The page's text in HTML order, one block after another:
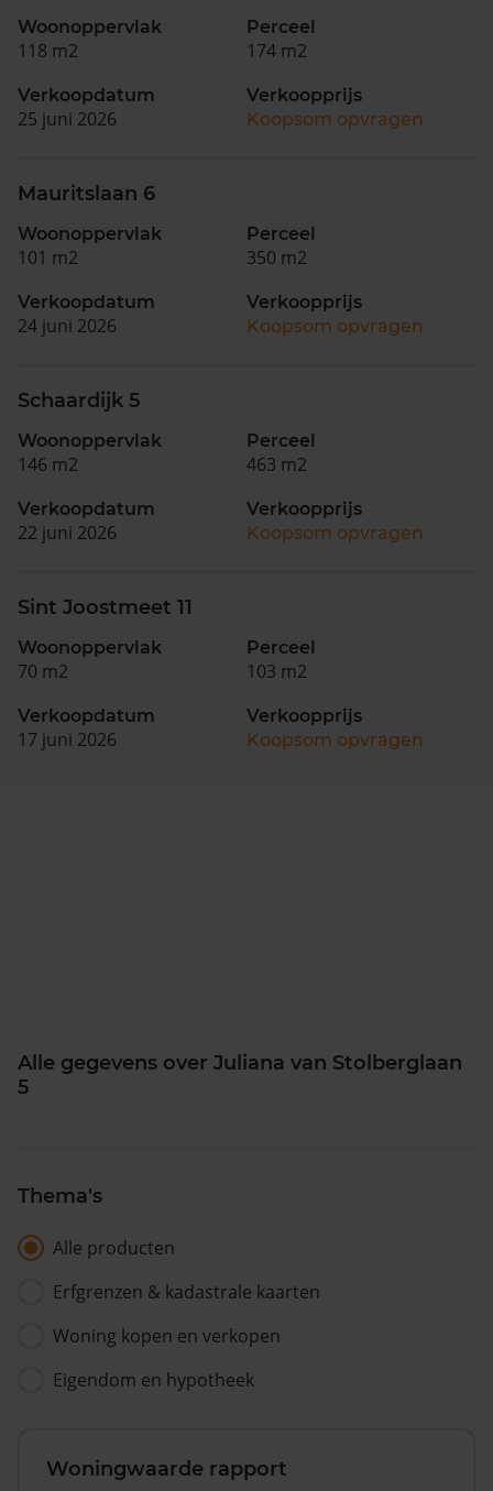
Woonoppervlak
118 m2
Perceel
174 m2
Verkoopdatum
25 juni 2026
Verkoopprijs
Koopsom opvragen
Mauritslaan 6
Woonoppervlak
101 m2
Perceel
350 m2
Verkoopdatum
24 juni 2026
Verkoopprijs
Koopsom opvragen
Schaardijk 5
Woonoppervlak
146 m2
Perceel
463 m2
Verkoopdatum
22 juni 2026
Verkoopprijs
Koopsom opvragen
Sint Joostmeet 11
Woonoppervlak
70 m2
Perceel
103 m2
Verkoopdatum
17 juni 2026
Verkoopprijs
Koopsom opvragen
Alle gegevens over Juliana van Stolberglaan
5
Thema's
Alle producten
Erfgrenzen & kadastrale kaarten
Woning kopen en verkopen
Eigendom en hypotheek
Woningwaarde rapport